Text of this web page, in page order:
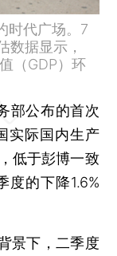
时代广场。7
数据显示，
（GDP）环
部公布的首次
实际国内生产
低于彭博一致
度的下降1.6%
景下，二季度